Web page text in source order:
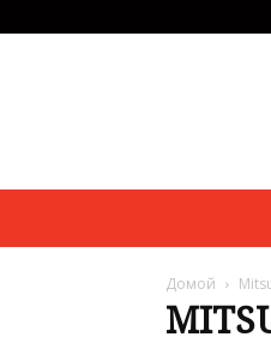
Домой